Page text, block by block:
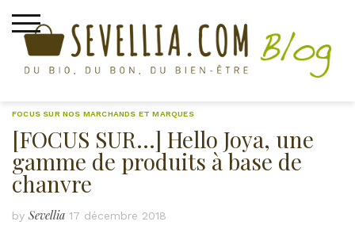
content
FOCUS SUR NOS MARCHANDS ET MARQUES
[FOCUS SUR…] Hello Joya, une
gamme de produits à base de
chanvre
by Sevellia 17 décembre 2018